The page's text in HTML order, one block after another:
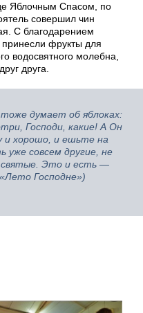
Яблочным Спасом, по
совершил чин
С благодарением
фрукты для
водосвятного молебна,
друга.
думает об яблоках:
Господи, какие! А Он
и хорошо, и ешьте на
уже совсем другие, не
святые. Это и есть —
Господне»)